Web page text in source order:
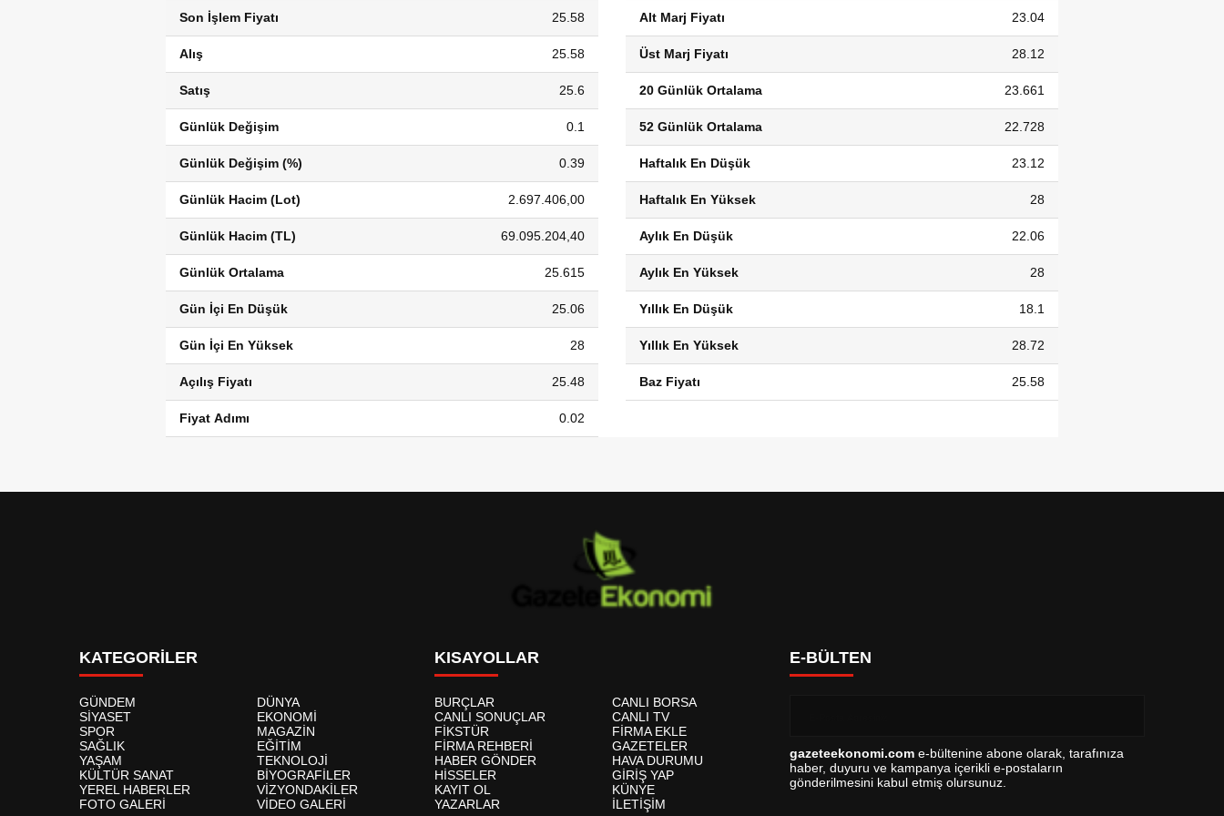
Son İşlem Fiyatı 25.58
Alış 25.58
Satış 25.6
Günlük Değişim 0.1
Günlük Değişim (%) 0.39
Günlük Hacim (Lot) 2.697.406,00
Günlük Hacim (TL) 69.095.204,40
Günlük Ortalama 25.615
Gün İçi En Düşük 25.06
Gün İçi En Yüksek 28
Açılış Fiyatı 25.48
Fiyat Adımı 0.02
Alt Marj Fiyatı 23.04
Üst Marj Fiyatı 28.12
20 Günlük Ortalama 23.661
52 Günlük Ortalama 22.728
Haftalık En Düşük 23.12
Haftalık En Yüksek 28
Aylık En Düşük 22.06
Aylık En Yüksek 28
Yıllık En Düşük 18.1
Yıllık En Yüksek 28.72
Baz Fiyatı 25.58
KATEGORİLER
GÜNDEM
DÜNYA
SİYASET
EKONOMİ
SPOR
MAGAZİN
SAĞLIK
EĞİTİM
YAŞAM
TEKNOLOJİ
KÜLTÜR SANAT
BİYOGRAFİLER
YEREL HABERLER
VİZYONDAKİLER
FOTO GALERİ
VİDEO GALERİ
KISAYOLLAR
BURÇLAR
CANLI BORSA
CANLI SONUÇLAR
CANLI TV
FİKSTÜR
FİRMA EKLE
FİRMA REHBERİ
GAZETELER
HABER GÖNDER
HAVA DURUMU
HİSSELER
GİRİŞ YAP
KAYIT OL
KÜNYE
YAZARLAR
İLETİŞİM
E-BÜLTEN
gazeteekonomi.com e-bültenine abone olarak, tarafınıza
haber, duyuru ve kampanya içerikli e-postaların
gönderilmesini kabul etmiş olursunuz.